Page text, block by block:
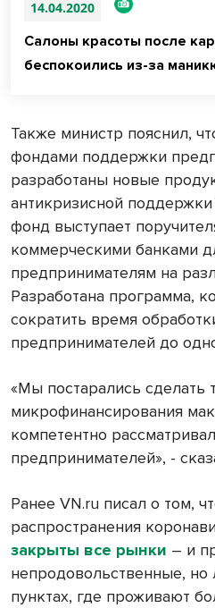
14.04.2020
Салоны красоты после
беспокоились из-за
Также министр пояснил,
фондами поддержки
разработаны новые
антикризисной
фонд выступает
коммерческими банками
предпринимателям на
Разработана программа,
сократить время
предпринимателей до
«Мы постарались сделать
микрофинансирования
компетентно
предпринимателей», -
Ранее VN.ru писал о том,
распространения
закрыты все рынки – и
непродовольственные,
пунктах, где проживают